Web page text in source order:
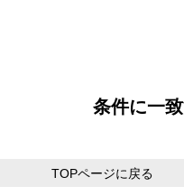
条件に一
TOPページに戻る